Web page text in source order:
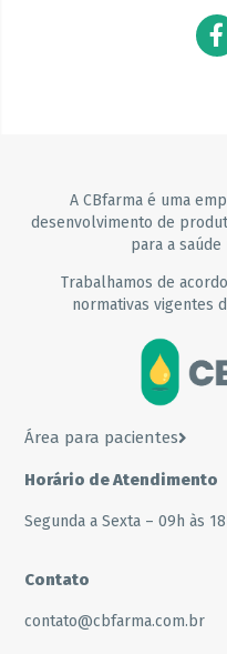
A CBfarma é uma
desenvolvimento de
para a saúde
Trabalhamos de
normativas vigentes
Área para pacientes
Horário de Atendimento
Segunda a Sexta – 09h às
Contato
contato@cbfarma.com.br